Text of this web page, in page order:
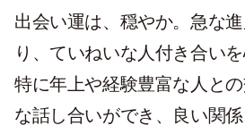
出会い運は、穏やか。急な
り、ていねいな人付き合いを
特に年上や経験豊富な人と
な話し合いができ、良い関